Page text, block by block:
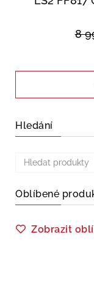
8
Hledání
Oblíbené
Zobrazit